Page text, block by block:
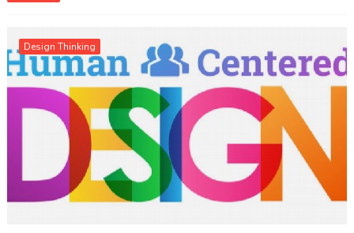
Design Thinking